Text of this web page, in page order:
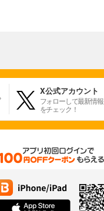
X公式アカウント
フォローして最新情報
をチェック！